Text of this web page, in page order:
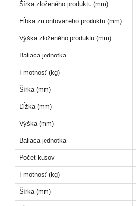
Šírka zloženého produktu (mm)
Hĺbka zmontovaného produktu (mm)
Výška zloženého produktu (mm)
Baliaca jednotka
Hmotnosť (kg)
Šírka (mm)
Dĺžka (mm)
Výška (mm)
Baliaca jednotka
Počet kusov
Hmotnosť (kg)
Šírka (mm)